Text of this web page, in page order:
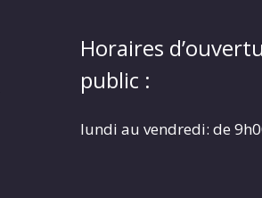
Horaires
public :
lundi au vendredi: de